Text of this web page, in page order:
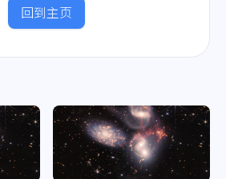
回到主页